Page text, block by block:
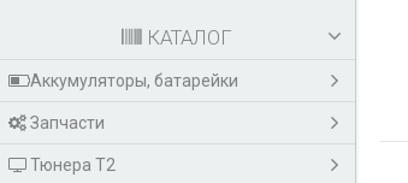
КАТАЛОГ
Аккумуляторы, батарейки
Запчасти
Тюнера T2